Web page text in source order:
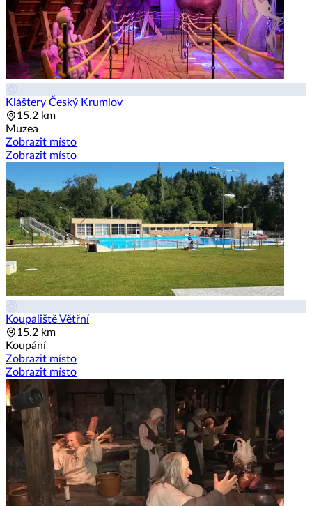
Kláštery Český Krumlov
15.2 km
Muzea
Zobrazit místo
Zobrazit místo
Koupaliště Větřní
15.2 km
Koupání
Zobrazit místo
Zobrazit místo